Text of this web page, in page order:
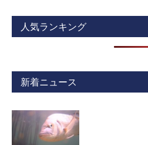
人気ランキング
新着ニュース